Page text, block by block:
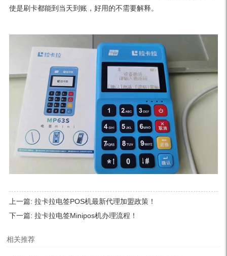
使是刷卡都能到当天到账，好用的不需要解释。
上一篇: 拉卡拉电签POS机最新代理加盟政策！
下一篇: 拉卡拉电签Minipos机办理流程！
相关推荐